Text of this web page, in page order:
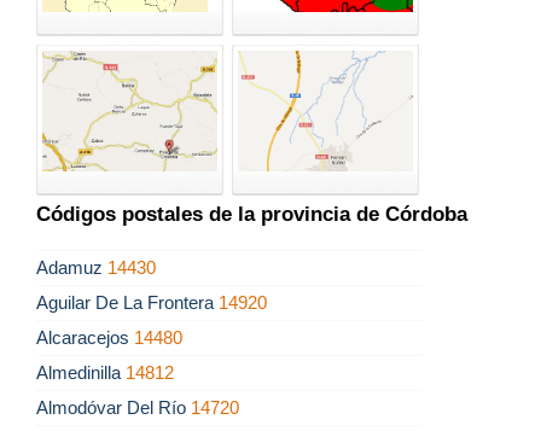
Códigos postales de la provincia de Córdoba
Adamuz 14430
Aguilar De La Frontera 14920
Alcaracejos 14480
Almedinilla 14812
Almodóvar Del Río 14720